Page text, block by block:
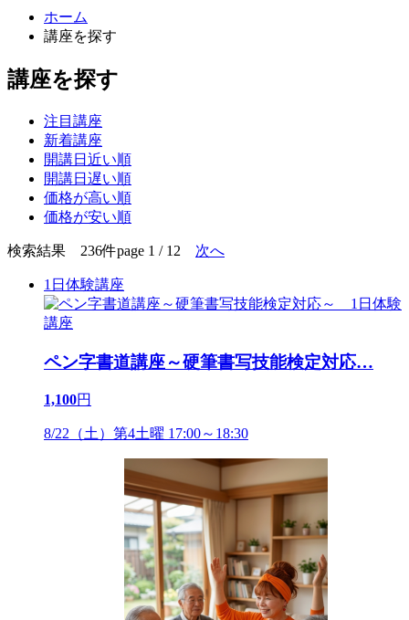
ホーム
講座を探す
講座を探す
注目講座
新着講座
開講日近い順
開講日遅い順
価格が高い順
価格が安い順
検索結果 236件page 1 / 12 次へ
1日体験講座
ペン字書道講座～硬筆書写技能検定対応…
1,100円
8/22（土）第4土曜 17:00～18:30